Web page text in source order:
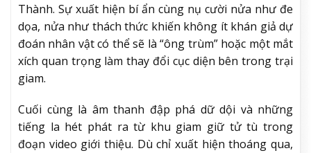
Thành. Sự xuất hiện bí ẩn cùng nụ cười nửa như đe
dọa, nửa như thách thức khiến không ít khán giả dự
đoán nhân vật có thể sẽ là “ông trùm” hoặc một mắt
xích quan trọng làm thay đổi cục diện bên trong trại
giam.
Cuối cùng là âm thanh đập phá dữ dội và những
tiếng la hét phát ra từ khu giam giữ tử tù trong
đoạn video giới thiệu. Dù chỉ xuất hiện thoáng qua,